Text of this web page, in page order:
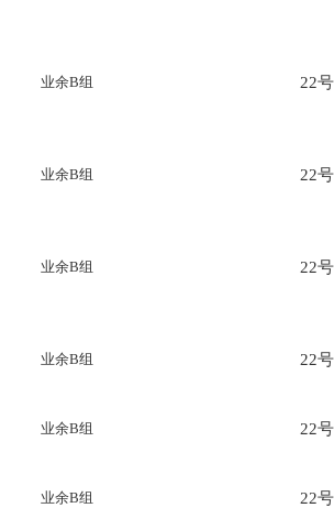
业余B组 22
业余B组 22
业余B组 22
业余B组 22
业余B组 22
业余B组 22